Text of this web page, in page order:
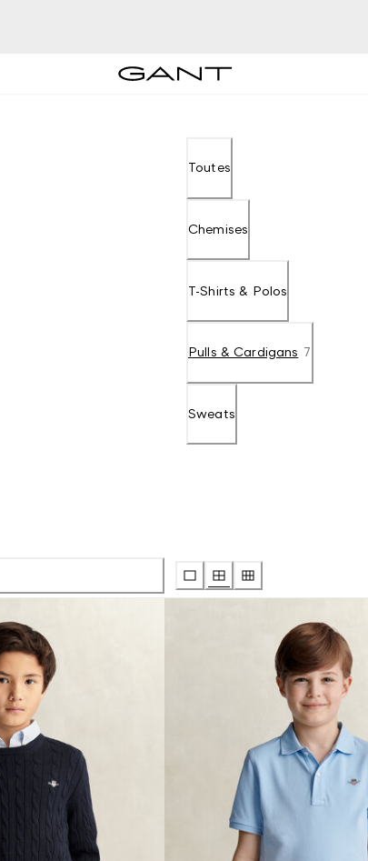
Toutes
Chemises
T-Shirts & Polos
Pulls & Cardigans 7
Sweats